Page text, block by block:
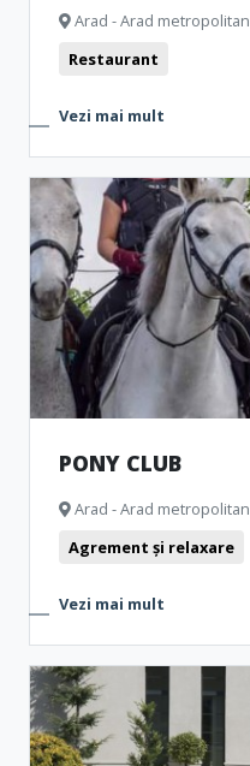
Arad - Arad metropolitan
Restaurant
Vezi mai mult
PONY CLUB
Arad - Arad metropolitan
Agrement și relaxare
Vezi mai mult